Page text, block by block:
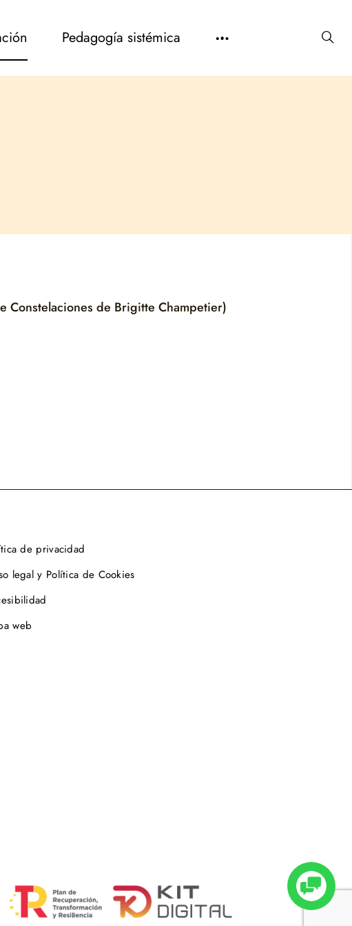
Pedagogía sistémica
Constelaciones de Brigitte Champetier)
de privacidad
legal y Política de Cookies
web